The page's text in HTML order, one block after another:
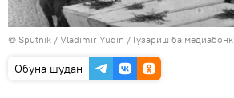
© Sputnik / Vladimir Yudin / Гузариш ба медиабонк
Обуна шудан